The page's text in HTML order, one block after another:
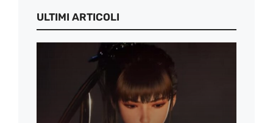
ULTIMI ARTICOLI